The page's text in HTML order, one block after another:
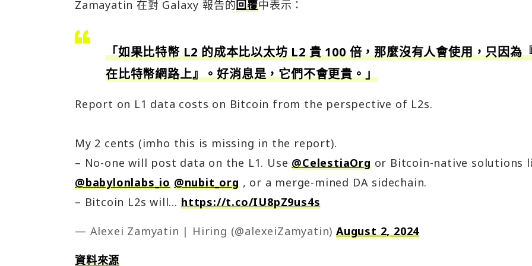
Zamayatin 在對 Galaxy 報告的回覆中表示：
「如果比特幣 L2 的成本比以太坊 L2 貴 100 倍，那麼沒有人會使用，只因為
在比特幣網路上』。好消息是，它們不會更貴。」
Report on L1 data costs on Bitcoin from the perspective of L2s.
My 2 cents (imho this is missing in the report).
– No-one will post data on the L1. Use@CelestiaOrgor Bitcoin-native solutions
@babylonlabs_io @nubit_org, or a merge-mined DA sidechain.
– Bitcoin L2s will… https://t.co/IU8pZ9us4s
— Alexei Zamyatin | Hiring (@alexeiZamyatin) August 2, 2024
資料來源